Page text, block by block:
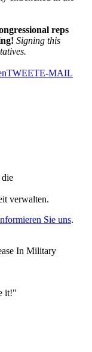
reps
Signing this
TWEETE-MAIL
die
verwalten.
Sie uns.
In Military
it!"